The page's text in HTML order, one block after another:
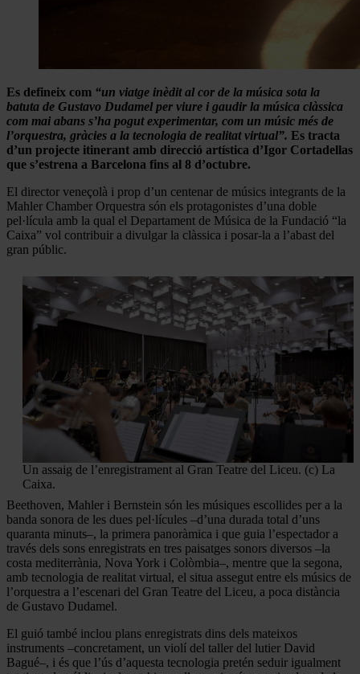
Es defineix com “un viatge inèdit al cor de la música sota la
batuta de Gustavo Dudamel per viure i gaudir la música clàssica
com mai abans s’ha pogut experimentar, com un músic més de
l’orquestra, gràcies a la tecnologia de realitat virtual”. Es tracta
d’un projecte itinerant amb direcció artística d’Igor Cortadellas
que s’estrena a Barcelona fins al 8 d’octubre.
El director veneçolà i prop d’un centenar de músics integrants de la
Mahler Chamber Orquestra són els protagonistes d’una doble
pel·lícula amb la qual el Departament de Música de la Fundació “la
Caixa” vol contribuir a divulgar la clàssica i posar-la a l’abast del
gran públic.
Un assaig de l’enregistrament al Gran Teatre del Liceu. (c) La
Caixa.
Beethoven, Mahler i Bernstein són les músiques escollides per a la
banda sonora de les dues pel·lícules –d’una durada total d’uns
quaranta minuts–, la primera panoràmica i que guia l’espectador a
través dels sons enregistrats en tres paisatges sonors diversos –la
costa mediterrània, Nova York i Colòmbia–, mentre que la segona,
amb tecnologia de realitat virtual, el situa assegut entre els músics de
l’orquestra a l’escenari del Gran Teatre del Liceu, a poca distància
de Gustavo Dudamel.
El guió també inclou plans enregistrats dins dels mateixos
instruments –concretament, un violí del taller del lutier David
Bagué–, i és que l’ús d’aquesta tecnologia pretén seduir igualment